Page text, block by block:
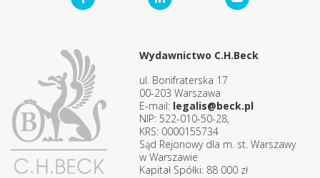
Wydawnictwo C.H.Beck
ul. Bonifraterska 17
00-203 Warszawa
E-mail: legalis@beck.pl
NIP: 522-010-50-28,
KRS: 0000155734
Sąd Rejonowy dla m. st. Warszawy
w Warszawie
Kapitał Spółki: 88 000 zł